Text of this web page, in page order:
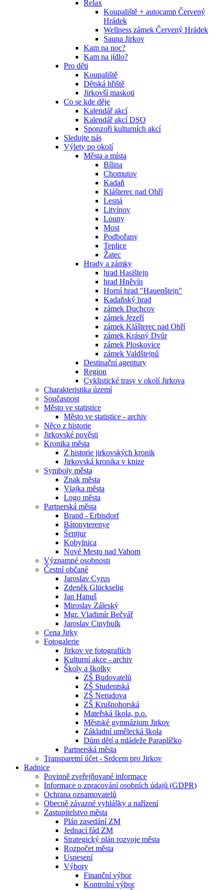
Relax
Koupaliště + autocamp Červený
Hrádek
Wellness zámek Červený Hrádek
Sauna Jirkov
Kam na noc?
Kam na jídlo?
Pro děti
Koupaliště
Dětská hřiště
Jirkovší maskoti
Co se kde děje
Kalendář akcí
Kalendář akcí DSO
Sponzoři kulturních akcí
Sledujte nás
Výlety po okolí
Města a místa
Bílina
Chomutov
Kadaň
Klášterec nad Ohří
Lesná
Litvínov
Louny
Most
Podbořany
Teplice
Žatec
Hrady a zámky
hrad Hasištejn
hrad Hněvín
Horní hrad "Hauenštejn"
Kadaňský hrad
zámek Duchcov
zámek Jezeří
zámek Klášterec nad Ohří
zámek Krásný Dvůr
zámek Ploskovice
zámek Valdštejnů
Destinační agentury
Region
Cyklistické trasy v okolí Jirkova
Charakteristika území
Současnost
Město ve statistice
Město ve statistice - archiv
Něco z historie
Jirkovské pověsti
Kronika města
Z historie jirkovských kronik
Jirkovská kronika v knize
Symboly města
Znak města
Vlajka města
Logo města
Partnerská města
Brand - Erbisdorf
Bátonyterenye
Šentjur
Kobylnica
Nové Mesto nad Vahom
Významné osobnosti
Čestní občané
Jaroslav Cyrus
Zdeněk Glückselig
Jan Hanuš
Miroslav Záleský
Mgr. Vladimír Bečvář
Jaroslav Cinybulk
Cena Jirky
Fotogalerie
Jirkov ve fotografiích
Kulturní akce - archiv
Školy a školky
ZŠ Budovatelů
ZŠ Studentská
ZŠ Nerudova
ZŠ Krušnohorská
Mateřská škola, p.o.
Městské gymnázium Jirkov
Základní umělecká škola
Dům dětí a mládeže Paraplíčko
Partnerská města
Transparetní účet - Srdcem pro Jirkov
Radnice
Povinně zveřejňované informace
Informace o zpracování osobních údajů (GDPR)
Ochrana oznamovatelů
Obecně závazné vyhlášky a nařízení
Zastupitelstvo města
Plán zasedání ZM
Jednací řád ZM
Strategický plán rozvoje města
Rozpočet města
Usnesení
Výbory
Finanční výbor
Kontrolní výbor